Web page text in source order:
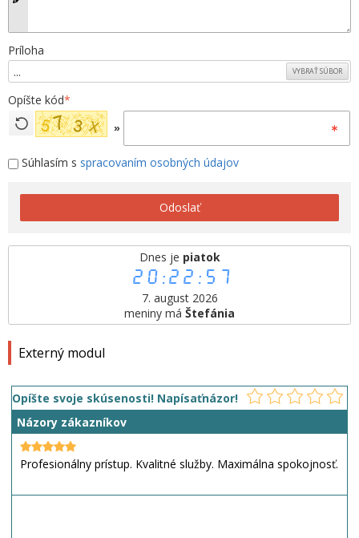
Dnes je piatok
20:22:57
7. august 2026
meniny má Štefánia
Externý modul
Opíšte svoje skúsenosti! Napísaťnázor!
Názory zákazníkov
Profesionálny prístup. Kvalitné služby. Maximálna spokojnosť.
Príloha
...
VYBRAŤ SÚBOR
Opíšte kód*
»
Súhlasím s spracovaním osobných údajov
Odoslať